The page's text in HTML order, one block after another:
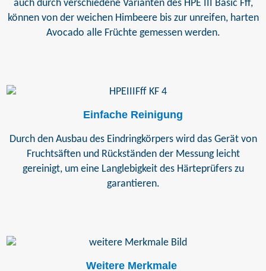
auch durch verschiedene Varianten des HPE III Basic Fff,
können von der weichen Himbeere bis zur unreifen, harten
Avocado alle Früchte gemessen werden.
Einfache Reinigung
Durch den Ausbau des Eindringkörpers wird das Gerät von
Fruchtsäften und Rückständen der Messung leicht
gereinigt, um eine Langlebigkeit des Härteprüfers zu
garantieren.
Weitere Merkmale